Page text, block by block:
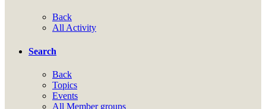
Back
All Activity
Search
Back
Topics
Events
All Member groups